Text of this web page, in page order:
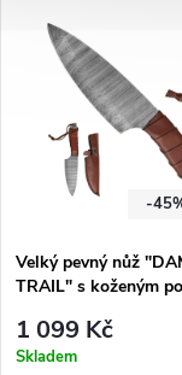
ostřena. Pevné pouzdro
součástí balení.
-
Velký pevný nůž
TRAIL" s koženým
1 099 Kč
Skladem